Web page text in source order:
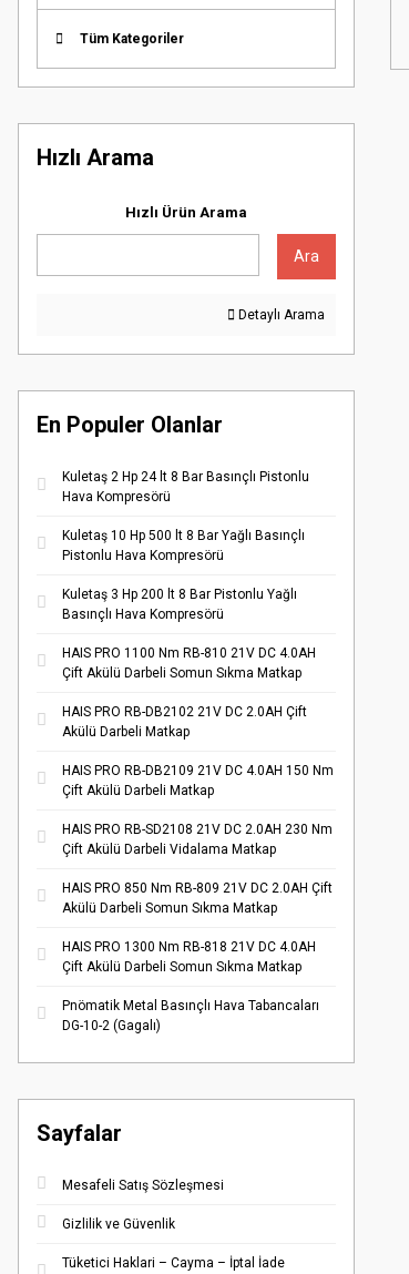
Tüm Kategoriler
Hızlı Arama
Hızlı Ürün Arama
Ara
Detaylı Arama
En Populer Olanlar
Kuletaş 2 Hp 24 lt 8 Bar Basınçlı Pistonlu
Hava Kompresörü
Kuletaş 10 Hp 500 lt 8 Bar Yağlı Basınçlı
Pistonlu Hava Kompresörü
Kuletaş 3 Hp 200 lt 8 Bar Pistonlu Yağlı
Basınçlı Hava Kompresörü
HAIS PRO 1100 Nm RB-810 21V DC 4.0AH
Çift Akülü Darbeli Somun Sıkma Matkap
HAIS PRO RB-DB2102 21V DC 2.0AH Çift
Akülü Darbeli Matkap
HAIS PRO RB-DB2109 21V DC 4.0AH 150 Nm
Çift Akülü Darbeli Matkap
HAIS PRO RB-SD2108 21V DC 2.0AH 230 Nm
Çift Akülü Darbeli Vidalama Matkap
HAIS PRO 850 Nm RB-809 21V DC 2.0AH Çift
Akülü Darbeli Somun Sıkma Matkap
HAIS PRO 1300 Nm RB-818 21V DC 4.0AH
Çift Akülü Darbeli Somun Sıkma Matkap
Pnömatik Metal Basınçlı Hava Tabancaları
DG-10-2 (Gagalı)
Sayfalar
Mesafeli Satış Sözleşmesi
Gizlilik ve Güvenlik
Tüketici Haklari – Cayma – İptal İade